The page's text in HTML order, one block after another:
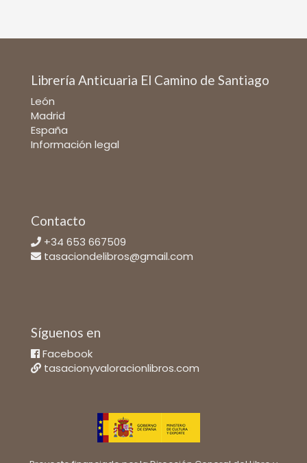
Librería Anticuaria El Camino de Santiago
León
Madrid
España
Información legal
Contacto
+34 653 667509
tasaciondelibros@gmail.com
Síguenos en
Facebook
tasacionyvaloracionlibros.com